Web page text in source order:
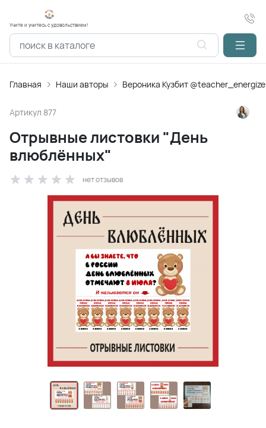
Учите и учитесь с удовольствием!
Главная Наши авторы Вероника Кузбит
Артикул 877
Отрывные листовки "День
влюблённых"
нет отзывов